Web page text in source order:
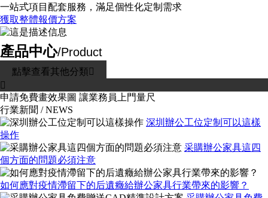
一站式項目配套服務，滿足個性化定制需求
獲取整體報價方案
產品中心/Product
點擊查看其他分類

申請免費畫效果圖 讓業務員上門量尺
行業新聞 /NEWS
深圳辦公工位定制可以這樣
操作
采購辦公家具這四
個方面的問題必須注意
如何應對疫情滯留下的后遺癥給辦公家具行業帶來的影響？